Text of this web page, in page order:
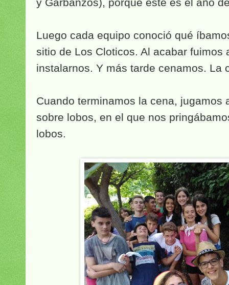
y Garbanzos), porque este es el año
Luego cada equipo conoció qué
sitio de Los Cloticos. Al acabar fuimos
instalarnos. Y más tarde cenamos. La
Cuando terminamos la cena, jugamos
sobre lobos, en el que nos
lobos.